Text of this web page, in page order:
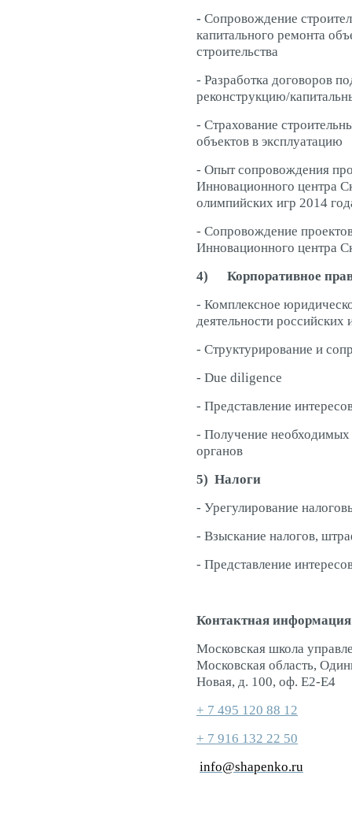
- Сопровождение
капитального ремонта
строительства
- Разработка договоров
реконструкцию/
- Страхование
объектов в эксплуатацию
- Опыт сопровождения
Инновационного центра
олимпийских игр 2014
- Сопровождение
Инновационного центра
4)
Корпоративное
- Комплексное
деятельности
- Структурирование и
- Due diligence
- Представление
- Получение необходимых
органов
5) Налоги
- Урегулирование
- Взыскание налогов,
- Представление
Контактная информация
Московская школа
Московская область,
Новая, д. 100, оф. E2-E4
+ 7 495 120 88 12
+ 7 916 132 22 50
info@shapenko.ru